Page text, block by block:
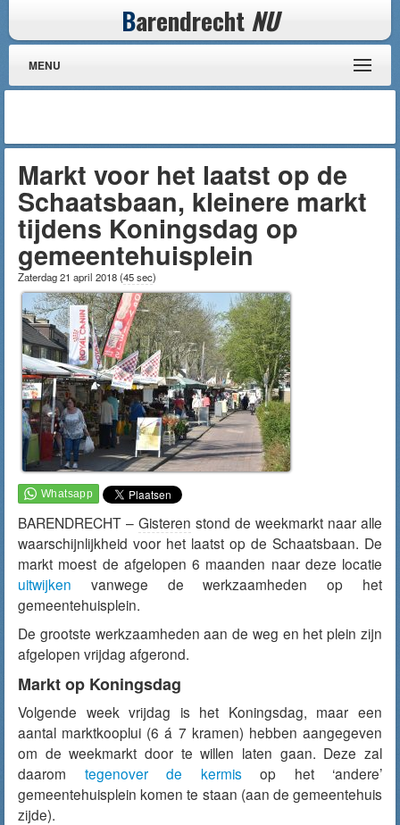
Barendrecht NU
MENU
Markt voor het laatst op de
Schaatsbaan, kleinere markt
tijdens Koningsdag op
gemeentehuisplein
Zaterdag 21 april 2018(45 sec)
BARENDRECHT – Gisteren stond de weekmarkt naar alle
waarschijnlijkheid voor het laatst op de Schaatsbaan. De
markt moest de afgelopen 6 maanden naar deze locatie
uitwijken vanwege de werkzaamheden op het
gemeentehuisplein.
De grootste werkzaamheden aan de weg en het plein zijn
afgelopen vrijdag afgerond.
Markt op Koningsdag
Volgende week vrijdag is het Koningsdag, maar een
aantal marktkooplui (6 á 7 kramen) hebben aangegeven
om de weekmarkt door te willen laten gaan. Deze zal
daarom tegenover de kermisop het ‘andere’
gemeentehuisplein komen te staan (aan de gemeentehuis
zijde).